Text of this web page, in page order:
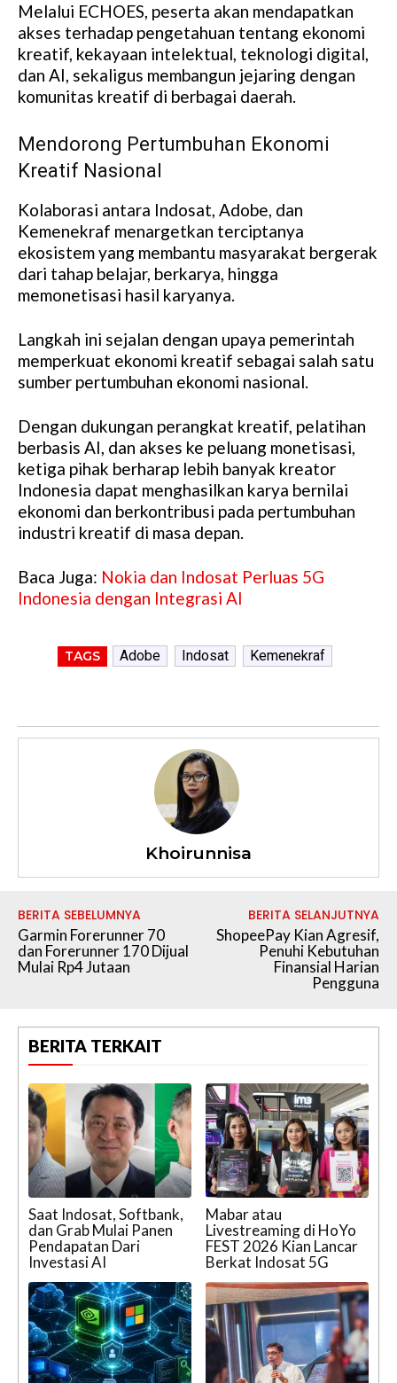
Melalui ECHOES, peserta akan mendapatkan
akses terhadap pengetahuan tentang ekonomi
kreatif, kekayaan intelektual, teknologi digital,
dan AI, sekaligus membangun jejaring dengan
komunitas kreatif di berbagai daerah.
Mendorong Pertumbuhan Ekonomi
Kreatif Nasional
Kolaborasi antara Indosat, Adobe, dan
Kemenekraf menargetkan terciptanya
ekosistem yang membantu masyarakat bergerak
dari tahap belajar, berkarya, hingga
memonetisasi hasil karyanya.
Langkah ini sejalan dengan upaya pemerintah
memperkuat ekonomi kreatif sebagai salah satu
sumber pertumbuhan ekonomi nasional.
Dengan dukungan perangkat kreatif, pelatihan
berbasis AI, dan akses ke peluang monetisasi,
ketiga pihak berharap lebih banyak kreator
Indonesia dapat menghasilkan karya bernilai
ekonomi dan berkontribusi pada pertumbuhan
industri kreatif di masa depan.
Baca Juga: Nokia dan Indosat Perluas 5G
Indonesia dengan Integrasi AI
TAGS Adobe Indosat Kemenekraf
Khoirunnisa
BERITA SEBELUMNYA
Garmin Forerunner 70
dan Forerunner 170 Dijual
Mulai Rp4 Jutaan
BERITA SELANJUTNYA
ShopeePay Kian Agresif,
Penuhi Kebutuhan
Finansial Harian
Pengguna
BERITA TERKAIT
Saat Indosat, Softbank,
dan Grab Mulai Panen
Pendapatan Dari
Investasi AI
Mabar atau
Livestreaming di HoYo
FEST 2026 Kian Lancar
Berkat Indosat 5G